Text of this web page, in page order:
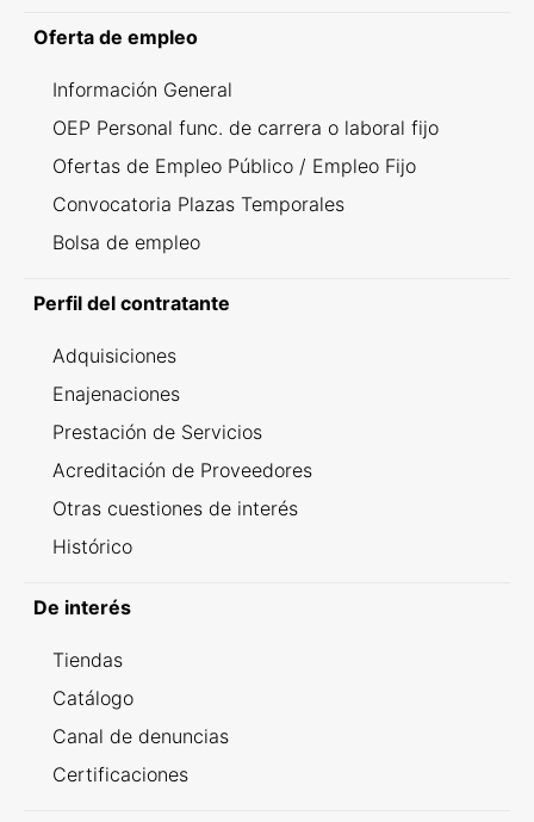
Oferta de empleo
Información General
OEP Personal func. de carrera o laboral fijo
Ofertas de Empleo Público / Empleo Fijo
Convocatoria Plazas Temporales
Bolsa de empleo
Perfil del contratante
Adquisiciones
Enajenaciones
Prestación de Servicios
Acreditación de Proveedores
Otras cuestiones de interés
Histórico
De interés
Tiendas
Catálogo
Canal de denuncias
Certificaciones